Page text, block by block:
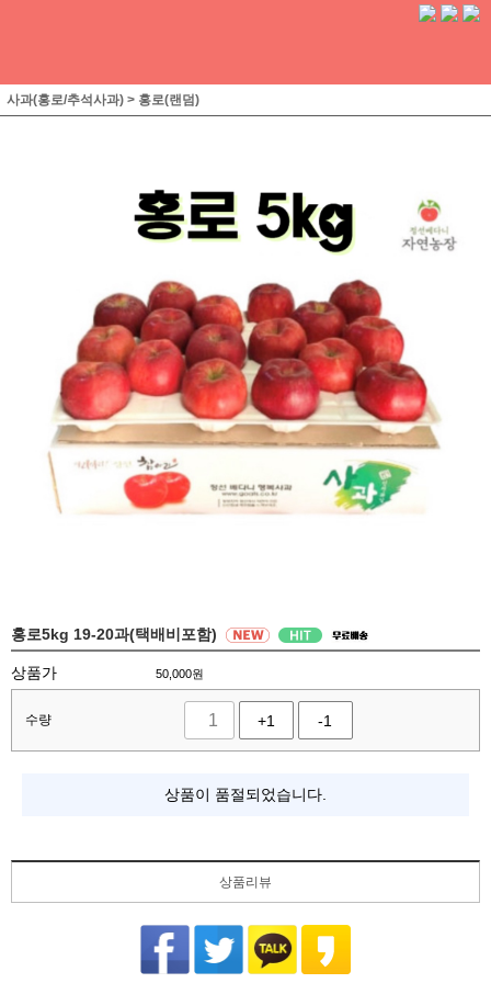
사과(홍로/추석사과) > 홍로(랜덤)
홍로5kg 19-20과(택배비포함)
상품가 50,000원
수량 +1 -1
상품이 품절되었습니다.
상품리뷰